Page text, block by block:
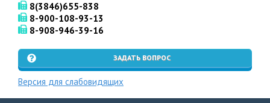
8(3846)655-838
8-900-108-93-13
8-908-946-39-16
ЗАДАТЬ ВОПРОС
Версия для слабовидящих